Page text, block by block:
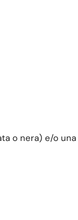
o nera) e/o una